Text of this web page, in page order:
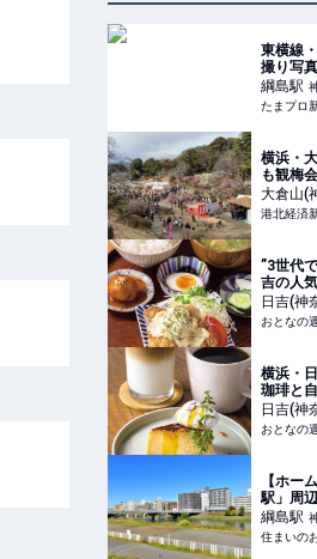
東横線
撮り写
市)
綱島駅
たまプロ
横浜・
も観梅
大倉山(
横浜市港
港北経済
”3世代
吉の人
品、夜
酒を楽
日吉(神
浜市港北
おとなの
横浜・
珈琲と
に愛さ
だった
日吉(神
浜市港北
おとなの
【ホー
駅」周
在住歴
験談を
立ち情報
綱島駅